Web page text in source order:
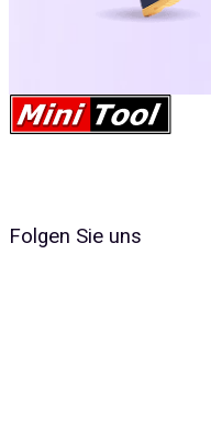
Folgen Sie uns